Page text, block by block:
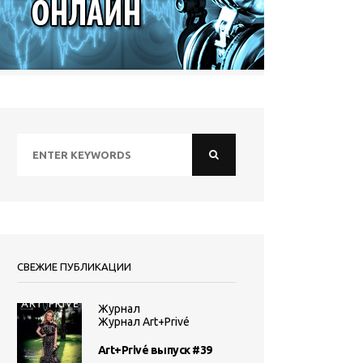
СВЕЖИЕ ПУБЛИКАЦИИ
Журнал
Журнал Art+Privé
Art+Privé выпуск #39